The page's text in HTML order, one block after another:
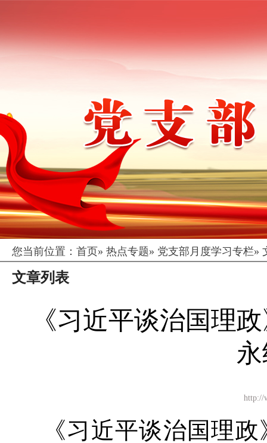
您当前位置： 首页» 热点专题» 党支部月度学习专栏»
文章列表
《习近平谈治国理
http://
《习近平谈治国理